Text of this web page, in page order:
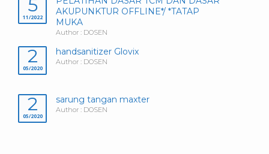
5
11/2022
AKUPUNKTUR OFFLINE*/ *TATAP
MUKA
Author : DOSEN
2
05/2020
handsanitizer Glovix
Author : DOSEN
2
05/2020
sarung tangan maxter
Author : DOSEN